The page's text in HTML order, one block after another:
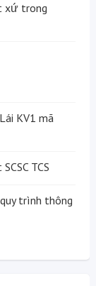
xứ trong
KV1 mã
TCS
trình thông